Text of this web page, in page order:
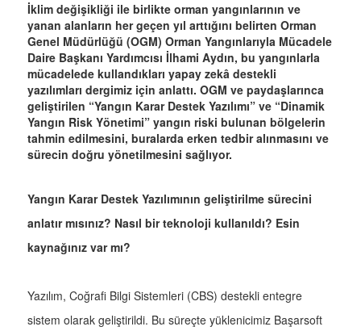
İklim değişikliği ile birlikte orman yangınlarının ve
yanan alanların her geçen yıl arttığını belirten Orman
Genel Müdürlüğü (OGM) Orman Yangınlarıyla Mücadele
Daire Başkanı Yardımcısı İlhami Aydın, bu yangınlarla
mücadelede kullandıkları yapay zekâ destekli
yazılımları dergimiz için anlattı. OGM ve paydaşlarınca
geliştirilen “Yangın Karar Destek Yazılımı” ve “Dinamik
Yangın Risk Yönetimi” yangın riski bulunan bölgelerin
tahmin edilmesini, buralarda erken tedbir alınmasını ve
sürecin doğru yönetilmesini sağlıyor.
Yangın Karar Destek Yazılımının geliştirilme sürecini
anlatır mısınız? Nasıl bir teknoloji kullanıldı? Esin
kaynağınız var mı?
Yazılım, Coğrafi Bilgi Sistemleri (CBS) destekli entegre
sistem olarak geliştirildi. Bu süreçte yüklenicimiz Başarsoft